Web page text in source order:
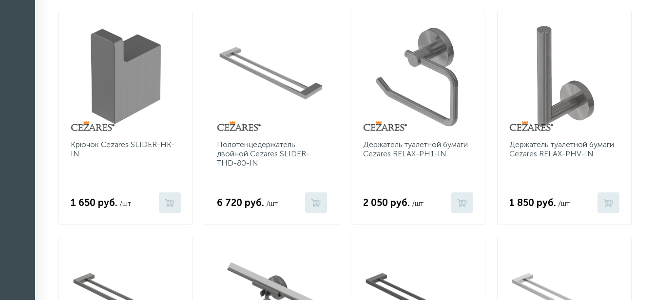
Крючок Cezares SLIDER-HK-
IN
1 650 руб. /шт
Полотенцедержатель
двойной Cezares SLIDER-
THD-80-IN
6 720 руб. /шт
Держатель туалетной бумаги
Cezares RELAX-PH1-IN
2 050 руб. /шт
Держатель туалетной бумаги
Cezares RELAX-PHV-IN
1 850 руб. /шт